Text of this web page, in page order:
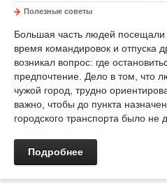
Полезные советы
Большая часть людей
время командировок и отпуска
возникал вопрос: где
предпочтение. Дело в том, что
чужой город, трудно
важно, чтобы до пункта
городского транспорта было не
Подробнее